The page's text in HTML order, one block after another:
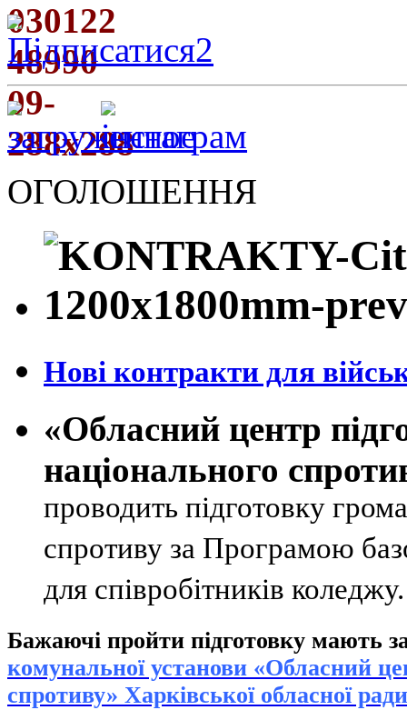
ОГОЛОШЕННЯ
Нові контракти для
«Обласний центр
національного
проводить підготовку
спротиву за Програмою
для співробітників
Бажаючі пройти підготовку мають
комунальної установи «Обласний
спротиву» Харківської обласної